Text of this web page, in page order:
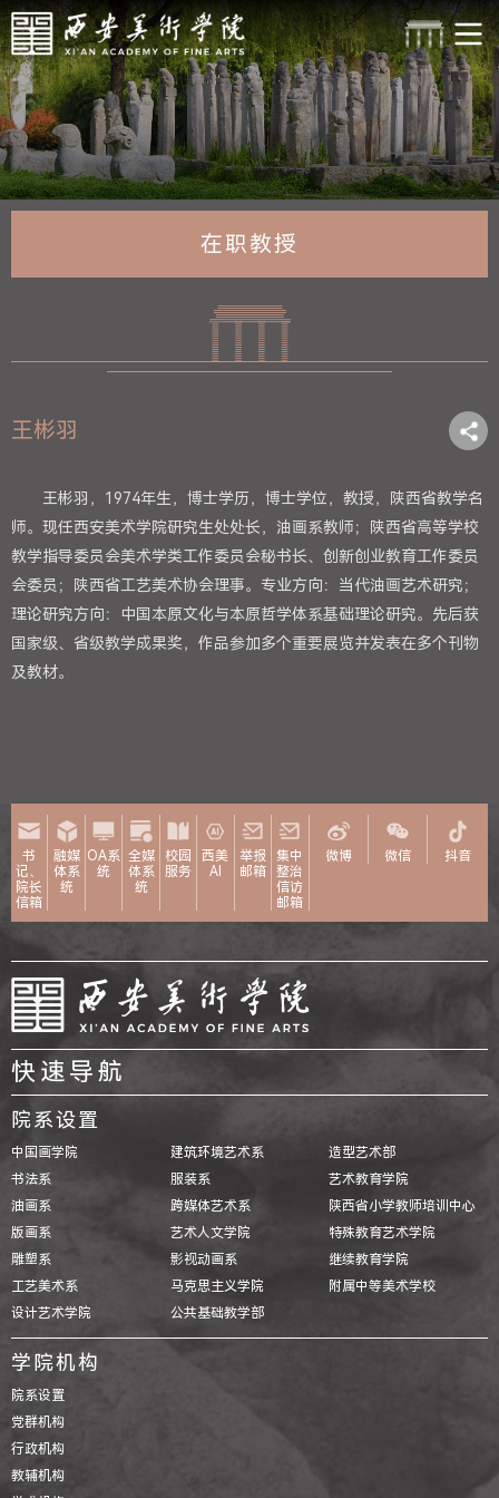
在职教授
王彬羽
王彬羽，1974年生，博士学历，博士学位，教授，陕西省教学名
师。现任西安美术学院研究生处处长，油画系教师；陕西省高等学校
教学指导委员会美术学类工作委员会秘书长、创新创业教育工作委员
会委员；陕西省工艺美术协会理事。专业方向：当代油画艺术研究；
理论研究方向：中国本原文化与本原哲学体系基础理论研究。先后获
国家级、省级教学成果奖，作品参加多个重要展览并发表在多个刊物
及教材。
书
记、
院长
信箱
融媒
体系
统
OA系
统
全媒
体系
统
校园
服务
西美
AI
举报
邮箱
集中
整治
信访
邮箱
微博 微信 抖音
快速导航
院系设置
中国画学院
书法系
油画系
版画系
雕塑系
工艺美术系
设计艺术学院
建筑环境艺术系
服装系
跨媒体艺术系
艺术人文学院
影视动画系
马克思主义学院
公共基础教学部
造型艺术部
艺术教育学院
陕西省小学教师培训中心
特殊教育艺术学院
继续教育学院
附属中等美术学校
学院机构
院系设置
党群机构
行政机构
教辅机构